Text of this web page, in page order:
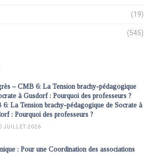
(19)
(545)
– CMB 6: La Tension brachy-pédagogique
à Gusdorf : Pourquoi des professeurs ?
6: La Tension brachy-pédagogique de Socrate à
: Pourquoi des professeurs ?
JUILLET 2026
: Pour une Coordination des associations